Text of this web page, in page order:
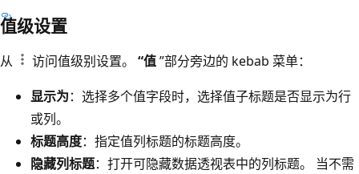
值级设置
从 访问值级别设置。 “值”部分旁边的 kebab 菜单：
显示为：选择多个值字段时，选择值子标题是否显示为行
或列。
标题高度：指定值列标题的标题高度。
隐藏列标题：打开可隐藏数据透视表中的列标题。 当不需